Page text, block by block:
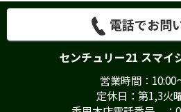
電話でお問
センチュリー21 スマイ
営業時間：10:00
定休日：第1,3火